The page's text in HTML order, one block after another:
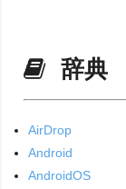
辞典
AirDrop
Android
AndroidOS